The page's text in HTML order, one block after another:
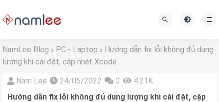
NamLee Blog » PC - Laptop » Hướng dẫn fix lỗi không đủ dung
lượng khi cài đặt, cập nhật Xcode
Nam Lee 24/05/2022 0
4.21K
Hướng dẫn fix lỗi không đủ dung lượng khi cài đặt, cập